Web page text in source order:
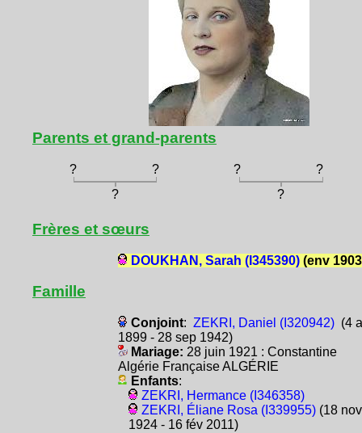
Parents et grand-parents
? ? ?
?
?
?
Frères et sœurs
DOUKHAN, Sarah (I345390)(env
Famille
Conjoint: ZEKRI, Daniel (I320942)(4
1899 - 28 sep 1942)
Mariage: 28 juin 1921 : Constantine
Algérie Française ALGÉRIE
Enfants:
ZEKRI, Hermance (I346358)
ZEKRI, Éliane Rosa (I339955)(18 nov
1924 - 16 fév 2011)